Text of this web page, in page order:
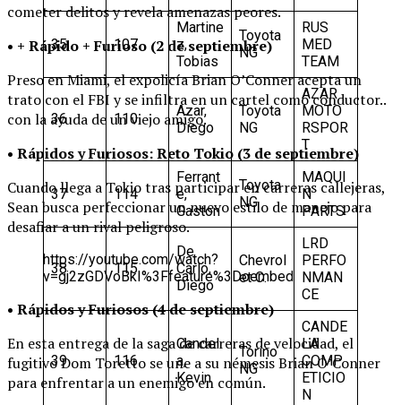
cometer delitos y revela amenazas peores.
• + Rápido + Furioso (2 de septiembre)
Preso en Miami, el expolicía Brian O’Conner acepta un
trato con el FBI y se infiltra en un cartel como conductor..
con la ayuda de un viejo amigo.
• Rápidos y Furiosos: Reto Tokio (3 de septiembre)
Cuando llega a Tokio tras participar en carreras callejeras,
Sean busca perfeccionar un nuevo estilo de manejo para
desafiar a un rival peligroso.
https://youtube.com/watch?
v=gj2zGDVoBkI%3Ffeature%3Doembed
• Rápidos y Furiosos (4 de septiembre)
En esta entrega de la saga de carreras de velocidad, el
fugitivo Dom Toretto se une a su némesis Brian O’Conner
para enfrentar a un enemigo en común.
35 107
Martine
z,
Tobias
Toyota
NG
RUS
MED
TEAM
36 110
Azar,
Diego
Toyota
NG
AZAR
MOTO
RSPOR
T
37 114
Ferrant
e,
Gaston
Toyota
NG
MAQUI
N
PARTS
38 115
De
Carlo,
Diego
Chevrol
et C.
LRD
PERFO
NMAN
CE
39 116
Candel
a,
Kevin
Torino
NG
CANDE
LA
COMP
ETICIO
N